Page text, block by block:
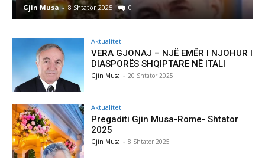
Gjin Musa - 8 Shtator 2025 0
Aktualitet
VERA GJONAJ – NJË EMËR I NJOHUR I
DIASPORËS SHQIPTARE NË ITALI
Gjin Musa - 20 Shtator 2025
Aktualitet
Pregaditi Gjin Musa-Rome- Shtator
2025
Gjin Musa - 8 Shtator 2025